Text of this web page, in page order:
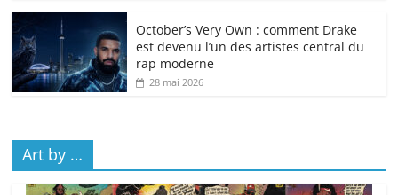
October’s Very Own : comment Drake
est devenu l’un des artistes central du
rap moderne
28 mai 2026
Art by …